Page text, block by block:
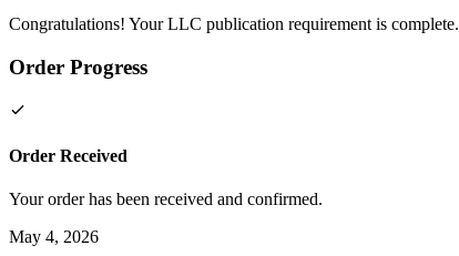
Congratulations! Your LLC publication requirement is complete.
Order Progress
Order Received
Your order has been received and confirmed.
May 4, 2026